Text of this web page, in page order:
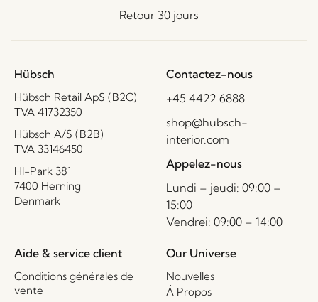
Retour 30 jours
Hübsch
Hübsch Retail ApS (B2C)
TVA 41732350
Hübsch A/S (B2B)
TVA 33146450
HI-Park 381
7400 Herning
Denmark
Contactez-nous
+45 4422 6888
shop@hubsch-
interior.com
Appelez-nous
Lundi – jeudi: 09:00 –
15:00
Vendrei: 09:00 – 14:00
Aide & service client
Conditions générales de
vente
Our Universe
Nouvelles
Á Propos